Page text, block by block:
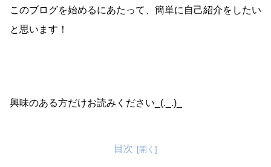
このブログを始めるにあたって、簡単に自己紹介をしたい
と思います！
興味のある方だけお読みください_(._.)_
目次